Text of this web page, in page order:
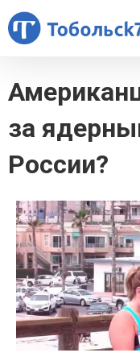
за
России?